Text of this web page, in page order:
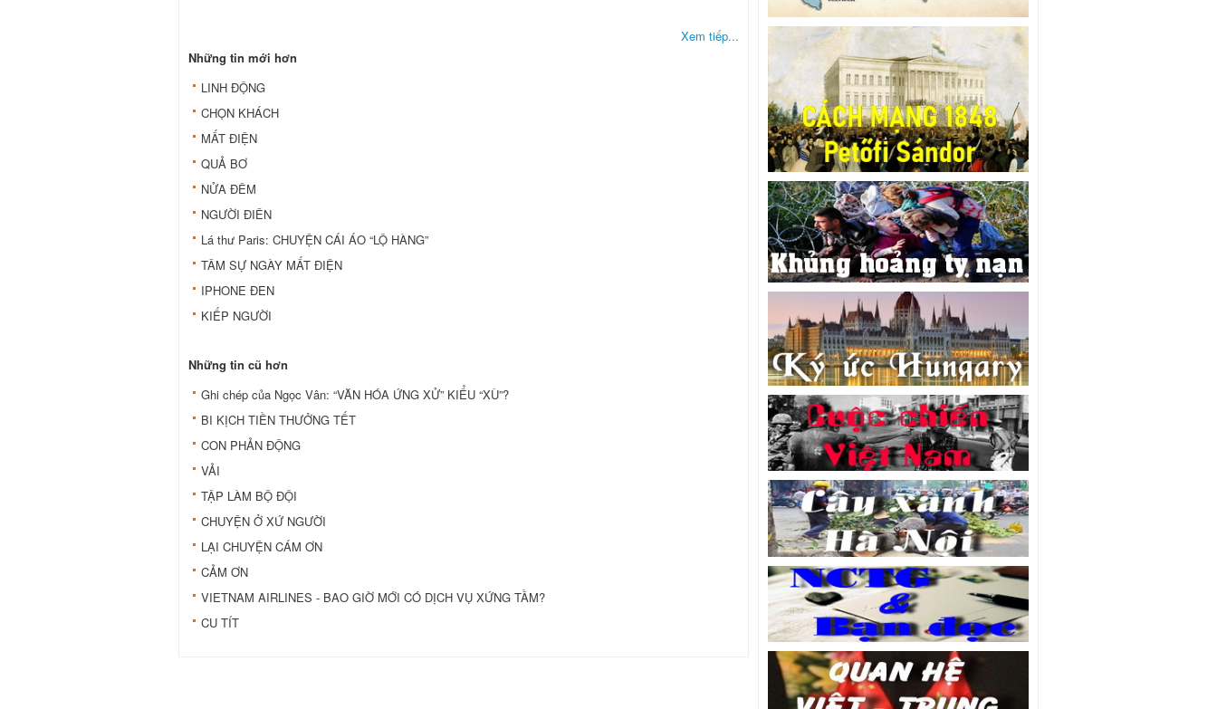
Xem tiếp...
Những tin mới hơn
LINH ĐỘNG
CHỌN KHÁCH
MẤT ĐIỆN
QUẢ BƠ
NỬA ĐÊM
NGƯỜI ĐIÊN
Lá thư Paris: CHUYỆN CÁI ÁO “LỘ HÀNG”
TÂM SỰ NGÀY MẤT ĐIỆN
IPHONE ĐEN
KIẾP NGƯỜI
Những tin cũ hơn
Ghi chép của Ngọc Vân: “VĂN HÓA ỨNG XỬ” KIỂU “XÙ”?
BI KỊCH TIỀN THƯỞNG TẾT
CON PHẢN ĐỘNG
VẢI
TẬP LÀM BỘ ĐỘI
CHUYỆN Ở XỨ NGƯỜI
LẠI CHUYỆN CÁM ƠN
CẢM ƠN
VIETNAM AIRLINES - BAO GIỜ MỚI CÓ DỊCH VỤ XỨNG TẦM?
CU TÍT